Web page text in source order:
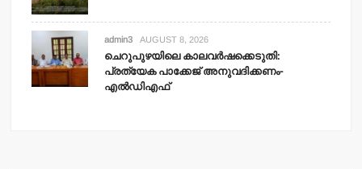
admin3 AUGUST 8, 2026
ചെറുപുഴയിലെ കാലവര്‍ഷക്കെടുതി:
പ്രത്യേക പാക്കേജ് അനുവദിക്കണം-
എല്‍ഡിഎഫ്